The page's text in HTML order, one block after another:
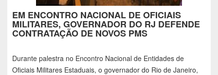
EM ENCONTRO NACIONAL DE OFICIAIS
MILITARES, GOVERNADOR DO RJ DEFENDE
CONTRATAÇÃO DE NOVOS PMS
Durante palestra no Encontro Nacional de Entidades de
Oficiais Militares Estaduais, o governador do Rio de Janeiro,